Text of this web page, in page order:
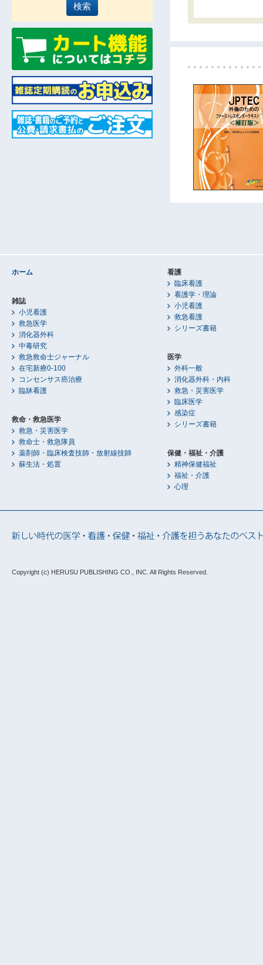
ホーム
雑誌
小児看護
救急医学
消化器外科
中毒研究
救急救命士ジャーナル
在宅新療0-100
コンセンサス癌治療
臨牀看護
救命・救急医学
救急・災害医学
救命士・救急隊員
薬剤師・臨床検査技師・放射線技師
蘇生法・処置
看護
臨床看護
看護学・理論
小児看護
救急看護
シリーズ書籍
医学
外科一般
消化器外科・内科
救急・災害医学
臨床医学
感染症
シリーズ書籍
保健・福祉・介護
精神保健福祉
福祉・介護
心理
Copyright (c) HERUSU PUBLISHING CO., INC. All Rights Reserved.